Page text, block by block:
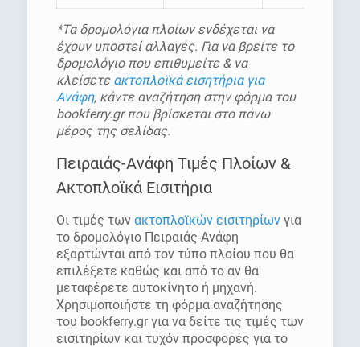
*Τα δρομολόγια πλοίων ενδέχεται να
έχουν υποστεί αλλαγές. Για να βρείτε το
δρομολόγιο που επιθυμείτε & να
κλείσετε ακτοπλοϊκά εισητήρια για
Ανάφη, κάντε αναζήτηση στην φόρμα του
bookferry.gr που βρίσκεται στο πάνω
μέρος της σελίδας.
Πειραιάς-Ανάφη Τιμές Πλοίων &
Ακτοπλοϊκά Εισιτήρια
Οι τιμές των ακτοπλοϊκών εισιτηρίωνγια
το δρομολόγιο Πειραιάς-Ανάφη
εξαρτώνται από τον τύπο πλοίου που θα
επιλέξετε καθώς και από το αν θα
μεταφέρετε αυτοκίνητο ή μηχανή.
Χρησιμοποιήστε τη φόρμα αναζήτησης
του bookferry.gr για να δείτε τις τιμές των
εισιτηρίων και τυχόν προσφορές για το